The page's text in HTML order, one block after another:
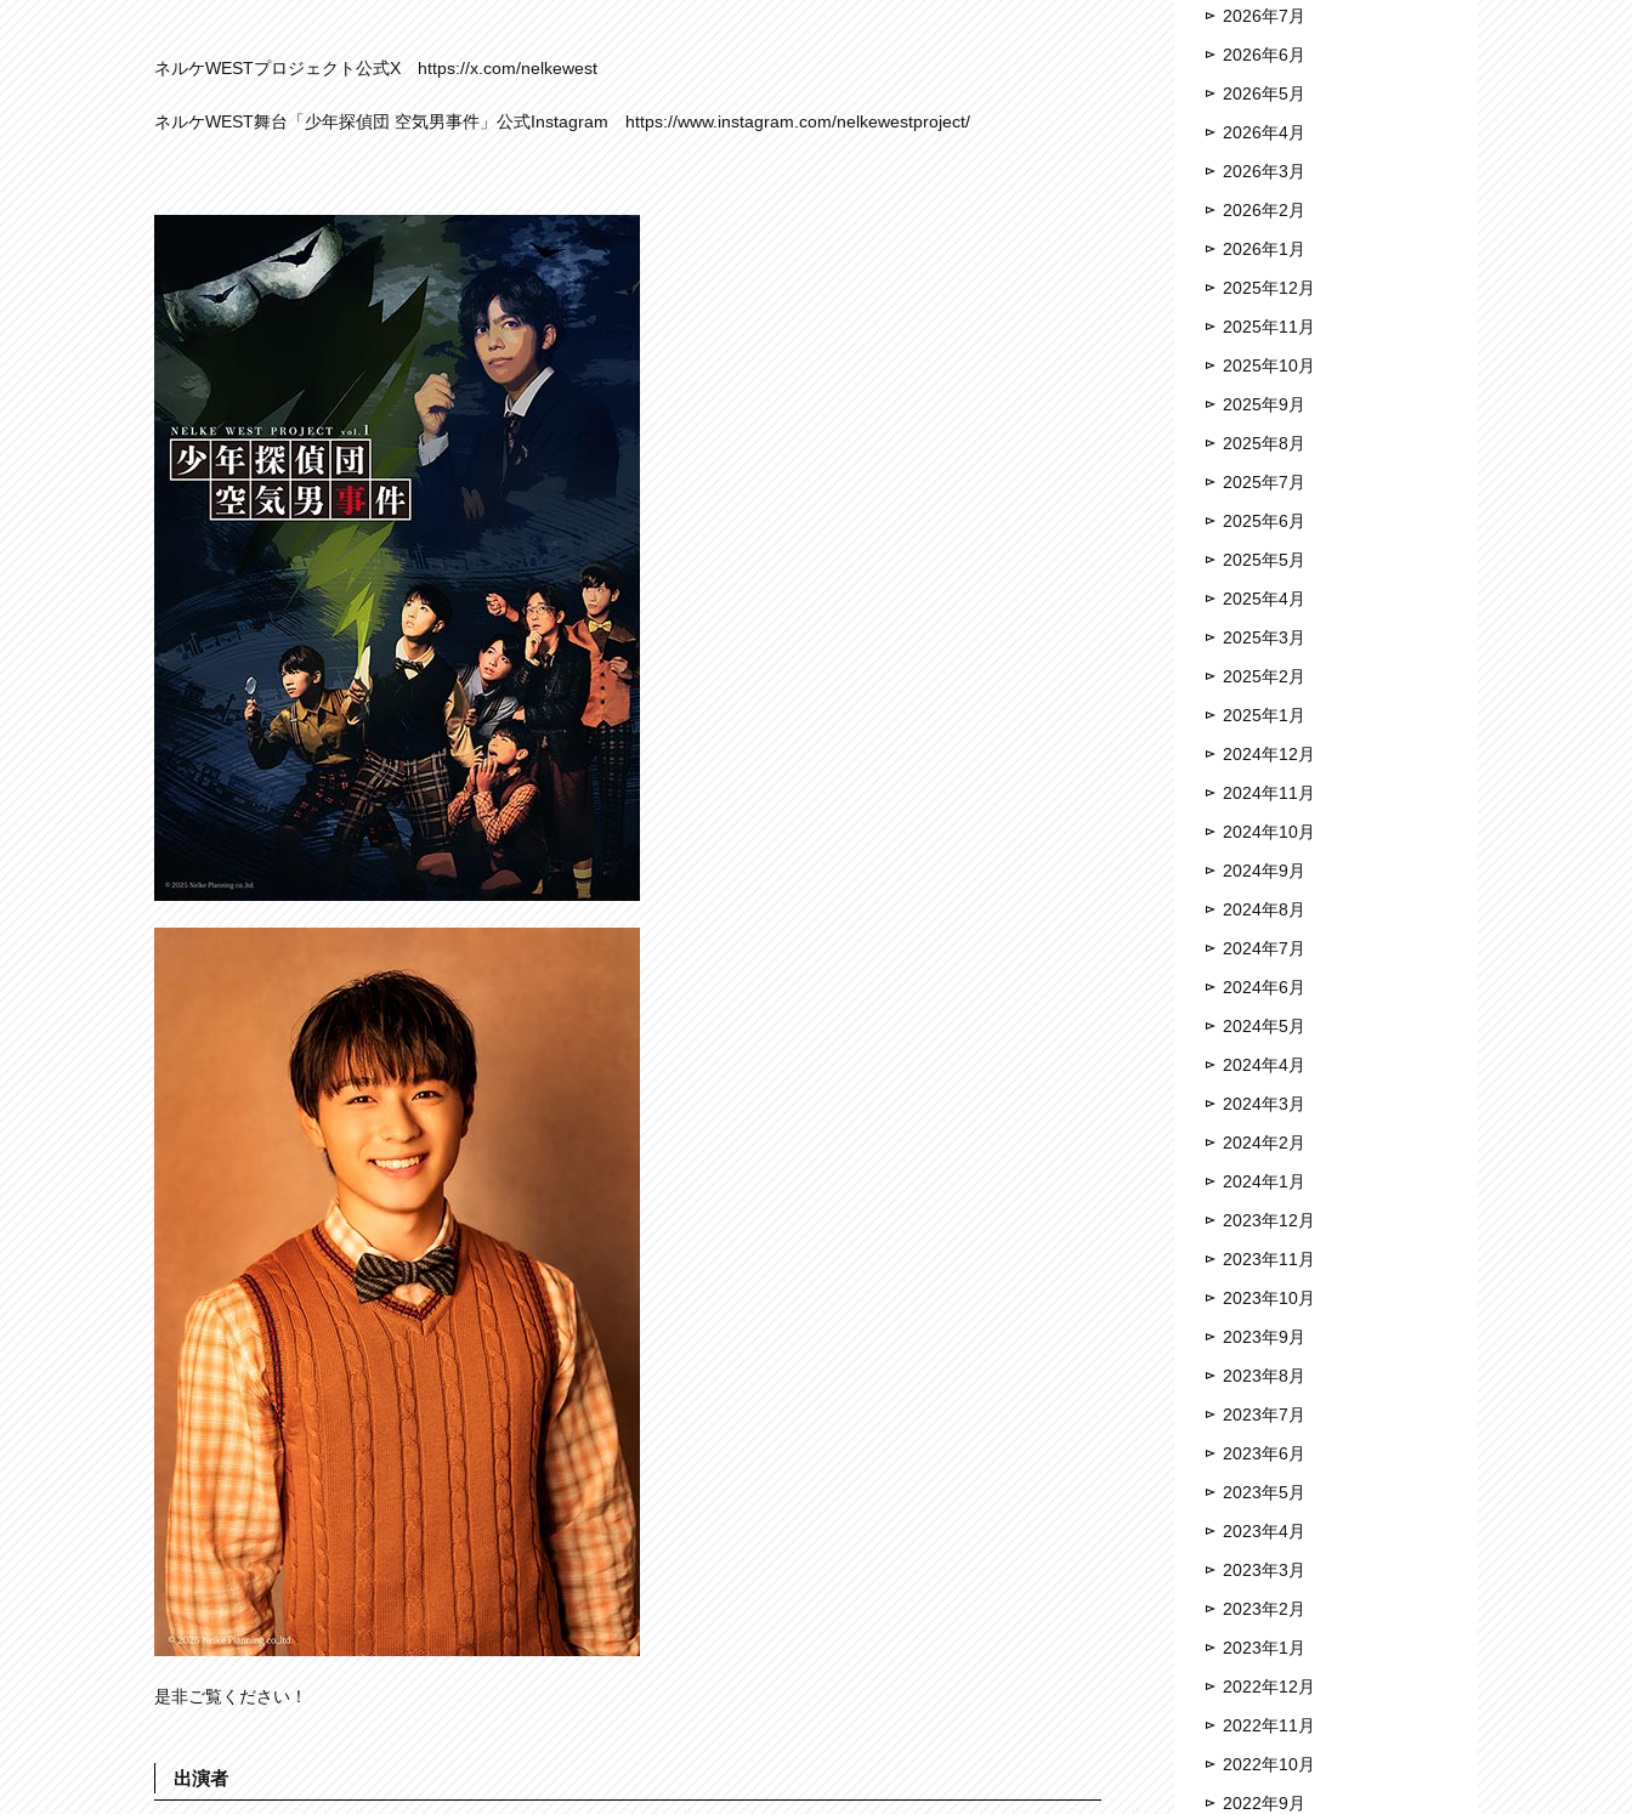
ネルケWESTプロジェクト公式X https://x.com/nelkewest
ネルケWEST舞台「少年探偵団 空気男事件」公式Instagram https://www.instagram.com/nelkewestproject/
是非ご覧ください！
出演者
2026年7月
2026年6月
2026年5月
2026年4月
2026年3月
2026年2月
2026年1月
2025年12月
2025年11月
2025年10月
2025年9月
2025年8月
2025年7月
2025年6月
2025年5月
2025年4月
2025年3月
2025年2月
2025年1月
2024年12月
2024年11月
2024年10月
2024年9月
2024年8月
2024年7月
2024年6月
2024年5月
2024年4月
2024年3月
2024年2月
2024年1月
2023年12月
2023年11月
2023年10月
2023年9月
2023年8月
2023年7月
2023年6月
2023年5月
2023年4月
2023年3月
2023年2月
2023年1月
2022年12月
2022年11月
2022年10月
2022年9月